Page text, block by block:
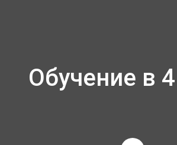
Обучение в